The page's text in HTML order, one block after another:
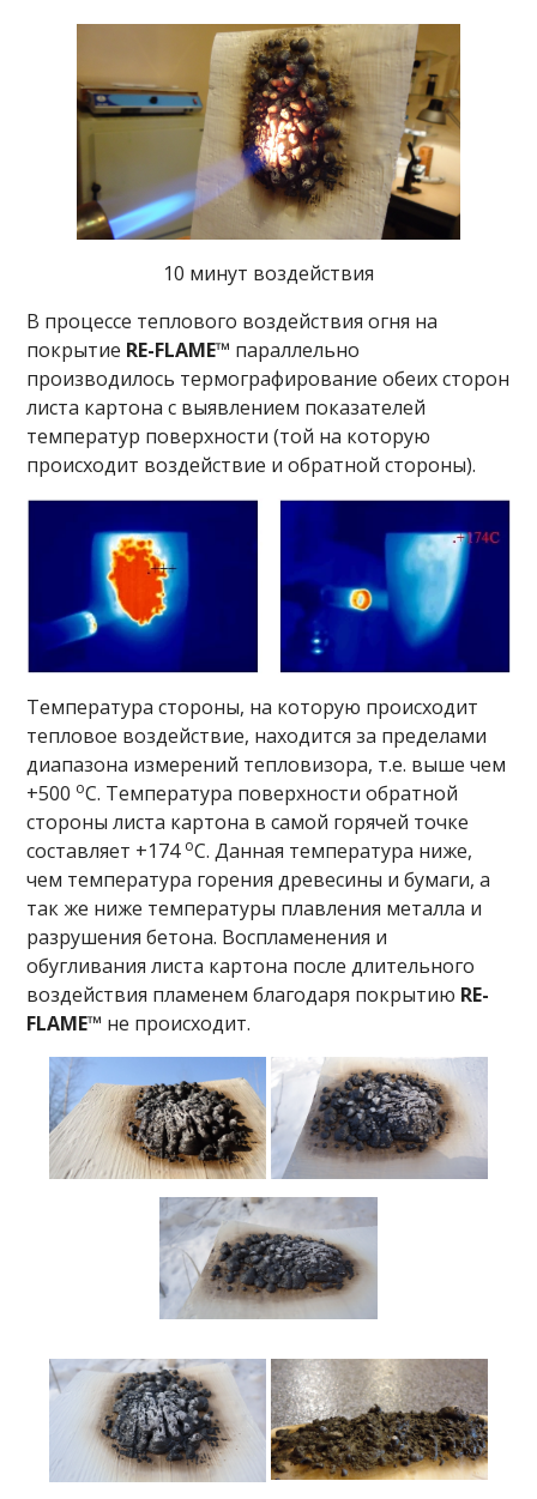
10 минут воздействия
В процессе теплового воздействия огня на
покрытие RE-FLAME™ параллельно
производилось термографирование обеих сторон
листа картона с выявлением показателей
температур поверхности (той на которую
происходит воздействие и обратной стороны).
Температура стороны, на которую происходит
тепловое воздействие, находится за пределами
диапазона измерений тепловизора, т.е. выше чем
+500 oС. Температура поверхности обратной
стороны листа картона в самой горячей точке
составляет +174 oС. Данная температура ниже,
чем температура горения древесины и бумаги, а
так же ниже температуры плавления металла и
разрушения бетона. Воспламенения и
обугливания листа картона после длительного
воздействия пламенем благодаря покрытию RE-
FLAME™ не происходит.